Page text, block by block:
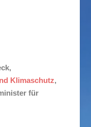
Klimaschutz,
für